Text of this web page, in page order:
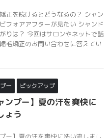
正を続けるとどうなるの？ シャン
フォアアフターが見たい シャンド
りは？ 今回はサロンやネットで話
毛矯正のお問い合わせに答えてい
ー ピックアップ
ンプー】夏の汗を爽快に
ょう